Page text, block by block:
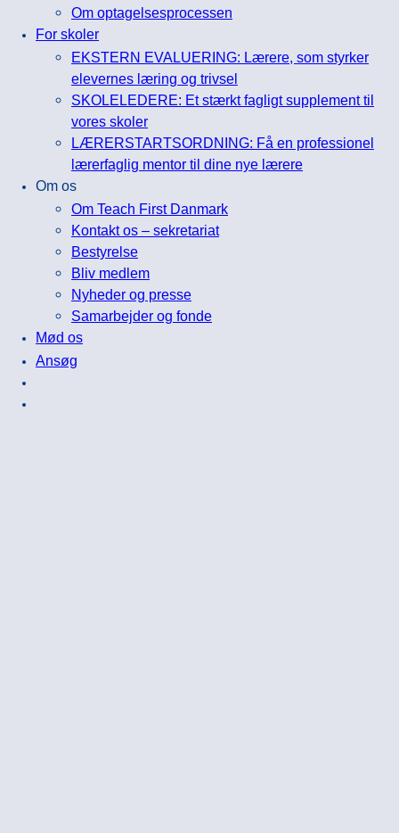
Om optagelsesprocessen
For skoler
EKSTERN EVALUERING: Lærere, som styrker
elevernes læring og trivsel
SKOLELEDERE: Et stærkt fagligt supplement til
vores skoler
LÆRERSTARTSORDNING: Få en professionel
lærerfaglig mentor til dine nye lærere
Om os
Om Teach First Danmark
Kontakt os – sekretariat
Bestyrelse
Bliv medlem
Nyheder og presse
Samarbejder og fonde
Mød os
Ansøg